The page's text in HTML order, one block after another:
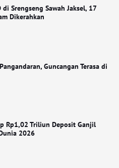
di Srengseng Sawah Jaksel, 17
Dikerahkan
Guncangan Terasa di
Rp1,02 Triliun Deposit Ganjil
2026